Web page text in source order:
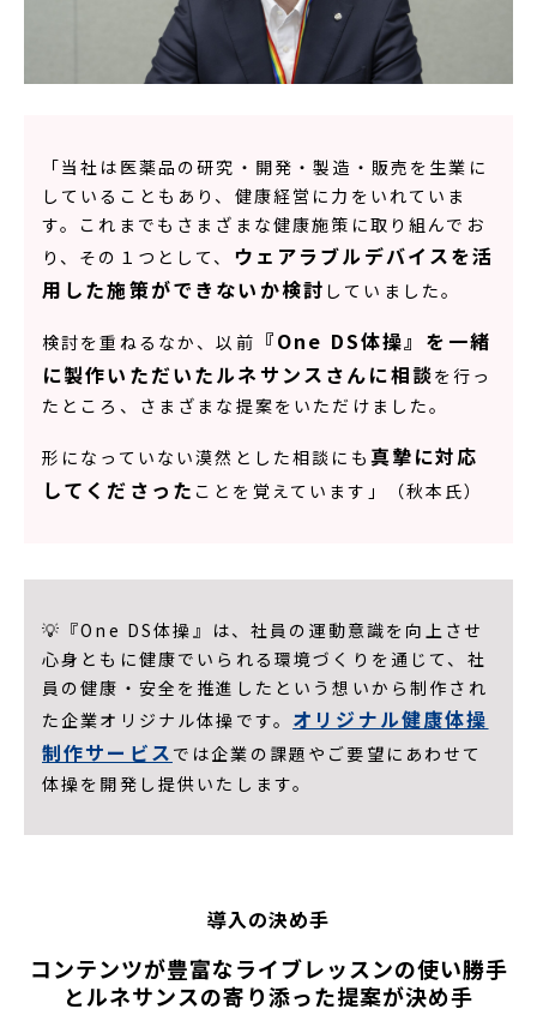
「当社は医薬品の研究・開発・製造・販売を生業に
していることもあり、健康経営に力をいれていま
す。これまでもさまざまな健康施策に取り組んでお
り、その１つとして、 ウェアラブルデバイスを活
用した施策ができないか検討 していました。
検討を重ねるなか、以前 『One DS体操』を一緒
に製作いただいたルネサンスさんに相談を行っ
たところ、さまざまな提案をいただけました。
形になっていない漠然とした相談にも 真摯に対応
してくださった ことを覚えています」（秋本氏）
💡『One DS体操』は、社員の運動意識を向上させ
心身ともに健康でいられる環境づくりを通じて、社
員の健康・安全を推進したという想いから制作され
た企業オリジナル体操です。 オリジナル健康体操
制作サービス では企業の課題やご要望にあわせて
体操を開発し提供いたします。
導入の決め手
コンテンツが豊富なライブレッスンの使い勝手
とルネサンスの寄り添った提案が決め手